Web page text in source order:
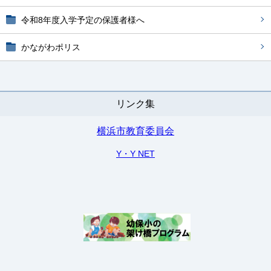
令和8年度入学予定の保護者様へ
かながわポリス
リンク集
横浜市教育委員会
Y・Y NET